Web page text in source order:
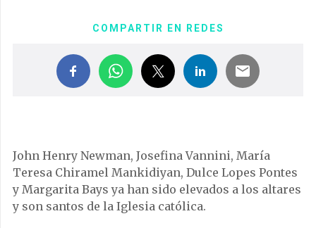
COMPARTIR EN REDES
John Henry Newman, Josefina Vannini, María
Teresa Chiramel Mankidiyan, Dulce Lopes Pontes
y Margarita Bays ya han sido elevados a los altares
y son santos de la Iglesia católica.